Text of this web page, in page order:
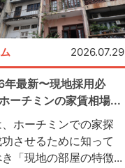
2026.07.29
年最新〜現地採用必
ーチミンの家賃相場...
ホーチミンでの家探
功させるために知って
「現地の部屋の特徴...